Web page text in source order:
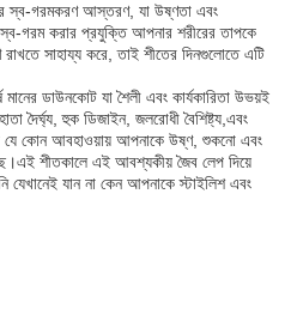
স্ব-গরমকরণ আস্তরণ, যা উষ্ণতা এবং
গরম করার প্রযুক্তি আপনার শরীরের তাপকে
সাহায্য করে, তাই শীতের দিনগুলোতে এটি
মানের ডাউনকোট যা শৈলী এবং কার্যকারিতা উভয়ই
দৈর্ঘ্য, হুক ডিজাইন, জলরোধী বৈশিষ্ট্য,এবং
কোন আবহাওয়ায় আপনাকে উষ্ণ, শুকনো এবং
শীতকালে এই আবশ্যকীয় জৈব লেপ দিয়ে
যান না কেন আপনাকে স্টাইলিশ এবং